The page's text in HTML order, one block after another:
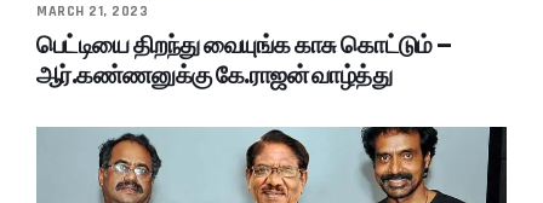
MARCH 21, 2023
பெட்டியை திறந்து வையுங்க காசு கொட்டும் –
ஆர்.கண்ணனுக்கு கே.ராஜன் வாழ்த்து